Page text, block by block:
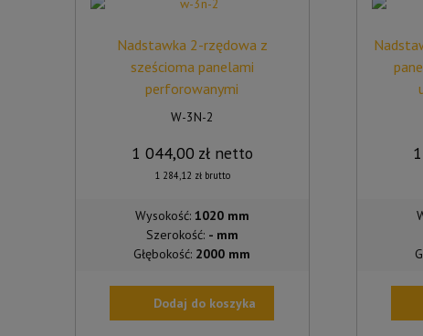
Nadstawka 2-rzędowa z
sześcioma panelami
perforowanymi
W-3N-2
1 044,00 złnetto
1 284,12 złbrutto
Wysokość: 1020 mm
Szerokość: - mm
Głębokość: 2000 mm
Dodaj do koszyka